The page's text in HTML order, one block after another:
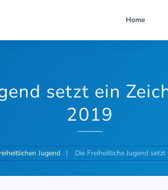
Home
setzt ein
2019
Jugend Die Freiheitliche Jugend